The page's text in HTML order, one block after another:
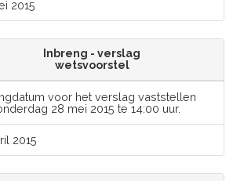
2015
Inbreng - verslag
wetsvoorstel
voor het verslag vaststellen
28 mei 2015 te 14:00 uur.
2015